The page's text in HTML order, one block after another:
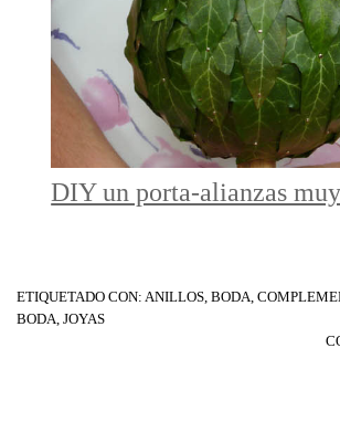
DIY un porta-alianzas
ETIQUETADO CON: ANILLOS, BODA,
BODA, JOYAS